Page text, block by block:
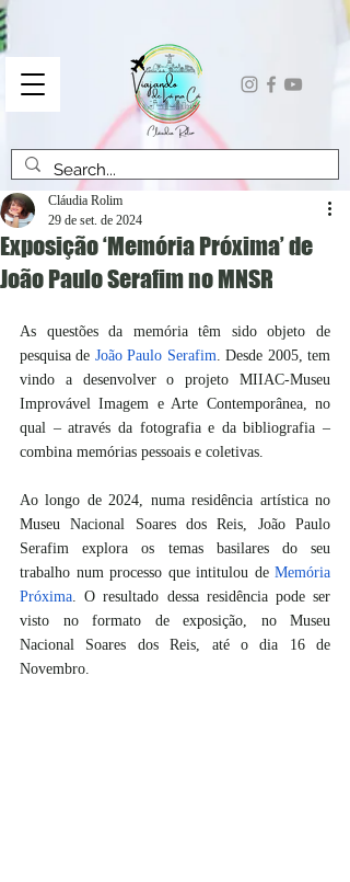
Exposição ‘Memória Próxima’ de
João Paulo Serafim no MNSR
Cláudia Rolim
29 de set. de 2024
As questões da memória têm sido objeto de
pesquisa de João Paulo Serafim. Desde 2005, tem
vindo a desenvolver o projeto MIIAC-Museu
Improvável Imagem e Arte Contemporânea, no
qual – através da fotografia e da bibliografia –
combina memórias pessoais e coletivas.
Ao longo de 2024, numa residência artística no
Museu Nacional Soares dos Reis, João Paulo
Serafim explora os temas basilares do seu
trabalho num processo que intitulou de Memória
Próxima. O resultado dessa residência pode ser
visto no formato de exposição, no Museu
Nacional Soares dos Reis, até o dia 16 de
Novembro.